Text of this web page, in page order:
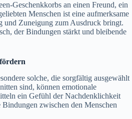
Geschenkkorbs an einen Freund, ein
Menschen ist eine aufmerksame
und Zuneigung zum Ausdruck bringt.
der Bindungen stärkt und bleibende
solche, die sorgfältig ausgewählt
sind, können emotionale
ein Gefühl der Nachdenklichkeit
zwischen den Menschen